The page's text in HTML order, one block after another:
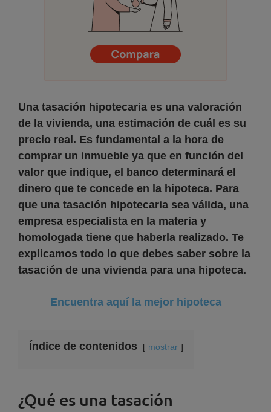
Una tasación hipotecaria es una valoración
de la vivienda, una estimación de cuál es su
precio real. Es fundamental a la hora de
comprar un inmueble ya que en función del
valor que indique, el banco determinará el
dinero que te concede en la hipoteca. Para
que una tasación hipotecaria sea válida, una
empresa especialista en la materia y
homologada tiene que haberla realizado. Te
explicamos todo lo que debes saber sobre la
tasación de una vivienda para una hipoteca.
Encuentra aquí la mejor hipoteca
Índice de contenidos mostrar
¿Qué es una tasación